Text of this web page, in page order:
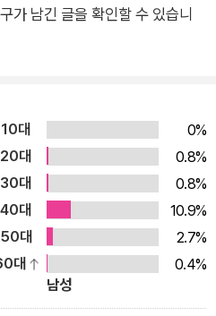
리소설 의욕만은 가득
릴 때부터 연예계 활동을 하다 유
여름방학을 앞둔 어느 날, 유나
원'에 유튜브 구독자 수를 올려
을 겪게 된다. 행운음원의 힘으로
시 들뜨지만, 이윽고 유튜브에는
창백한 소녀가 나타나기 시작한
저주를 피하기 위해 유나는 민재와
기로 한다. 인터넷에 흩뿌려진
은 행운음원이 인기 어린이 드라
며칠 전 배구부원 은서가 행운음
가 남긴 글을 확인할 수 있습니
10대
0%
20대
0.8%
30대
0.8%
40대
10.9%
50대
2.7%
대
0.4%
남성